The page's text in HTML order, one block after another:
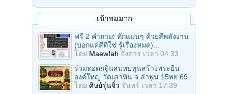
เข้าชมมาก
ฟรี 2 คำถาม! ทักแม่นๆ ด้วยสีพลังงาน
(บอกแค่สีที่ใช่ รู้เรื่องหมด)...
โดย Maewfah อังคาร เวลา 04:33
ร่วมทอดกฐินสมทบทุนสร้างพระยืน
องค์ใหญ่ วัดเสาหิน จ.ลําพูน 15พย.69
โดย ศิษย์รุ่นจิ๋ว จันทร์ เวลา 17:39